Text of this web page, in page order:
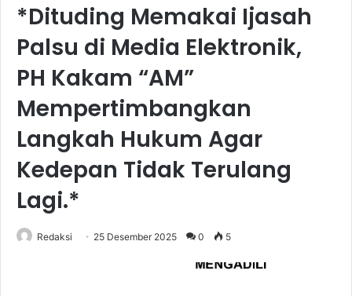
*Dituding Memakai Ijasah
Palsu di Media Elektronik,
PH Kakam “AM”
Mempertimbangkan
Langkah Hukum Agar
Kedepan Tidak Terulang
Lagi.*
Redaksi 25 Desember 2025 0 5